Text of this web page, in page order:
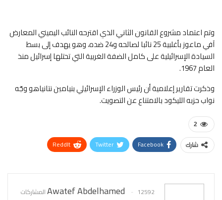
وتم اعتماد مشروع القانون الثاني الذي اقترحه النائب اليميني المعارض
آفي ماعوز بأغلبية 25 نائبا لصالحه و24 ضده، وهو يهدف إلى بسط
السيادة الإسرائيلية على كامل الضفة الغربية التي تحتلها إسرائيل منذ
العام 1967.
وذكرت تقارير إعلامية أن رئيس الوزراء الإسرائيلي بنيامين نتانياهو وجّه
نواب حزبه الليكود بالامتناع عن التصويت.
2
شارك Facebook
Twitter
ReddIt
Awatef Abdelhamed
12592 المشاركات